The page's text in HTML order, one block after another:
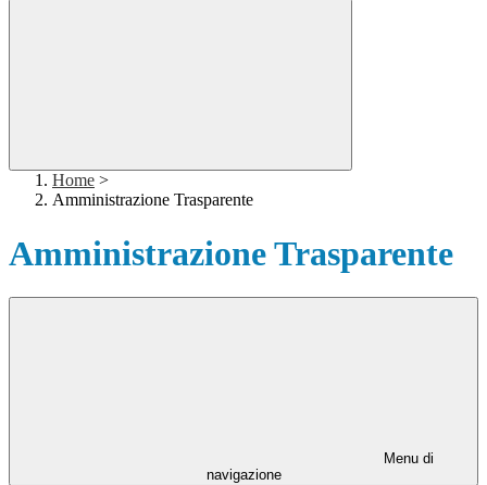
Home >
Amministrazione Trasparente
Amministrazione Trasparente
Menu di
navigazione